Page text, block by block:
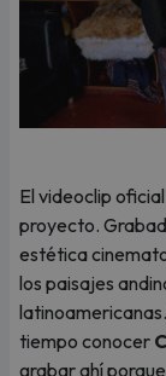
El videoclip
proyecto.
estética
los paisajes
tiempo conocer
grabar ahí